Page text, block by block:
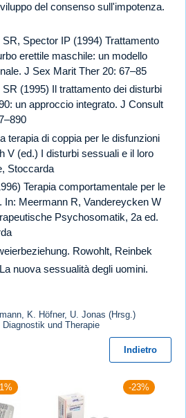
del consenso sull'impotenza.
Spector IP (1994) Trattamento
erettile maschile: un modello
J Sex Marit Ther 20: 67–85
(1995) Il trattamento dei disturbi
un approccio integrato. J Consult
terapia di coppia per le disfunzioni
V (ed.) I disturbi sessuali e il loro
Stoccarda
Terapia comportamentale per le
In: Meermann R, Vandereycken W
Psychosomatik, 2a ed.
Rowohlt, Reinbek
nuova sessualità degli uomini.
K. Höfner, U. Jonas (Hrsg.)
und Therapie
Indietro
-23%